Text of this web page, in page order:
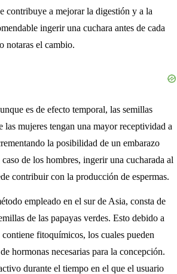
contribuye a mejorar la digestión y a la
ingerir una cuchara antes de cada
notaras el cambio.
es de efecto temporal, las semillas
las mujeres tengan una mayor receptividad a
la posibilidad de un embarazo
de los hombres, ingerir una cucharada al
contribuir con la producción de espermas.
empleado en el sur de Asia, consta de
de las papayas verdes. Esto debido a
fitoquímicos, los cuales pueden
hormonas necesarias para la concepción.
durante el tiempo en el que el usuario